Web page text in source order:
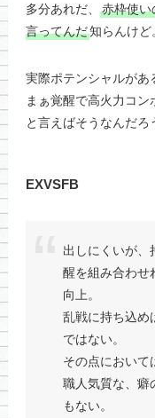
多分あれだ、
赤枠使い
言ってんだ知らんけど
実際ポテンシャルがあ
まぁ覚醒で高火力コ
と言えばそうなんだろ
EXVSFB
出しにくいが、
醒を組み合わせ
向上。
乱戦に持ち込め
ではない。
その点において
職人気質な、癖
もない。